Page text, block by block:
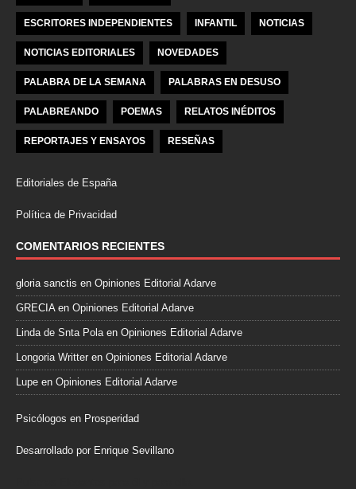
ESCRITORES INDEPENDIENTES INFANTIL NOTICIAS
NOTICIAS EDITORIALES NOVEDADES
PALABRA DE LA SEMANA PALABRAS EN DESUSO
PALABREANDO POEMAS RELATOS INÉDITOS
REPORTAJES Y ENSAYOS RESEÑAS
Editoriales de España
Política de Privacidad
COMENTARIOS RECIENTES
gloria sanctis en Opiniones Editorial Adarve
GRECIA en Opiniones Editorial Adarve
Linda de Snta Pola en Opiniones Editorial Adarve
Longoria Writter en Opiniones Editorial Adarve
Lupe en Opiniones Editorial Adarve
Psicólogos en Prosperidad
Desarrollado por Enrique Sevillano